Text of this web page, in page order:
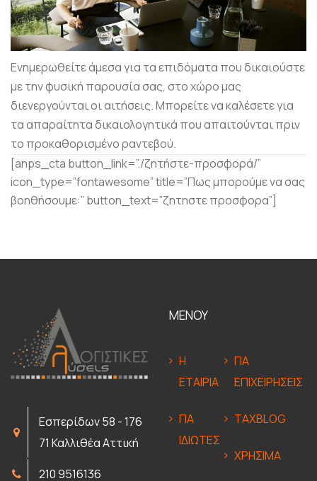
Ενημερωθείτε άμεσα για τα επιδόματα που δικαιούστε
με την φυσική παρουσία σας, στο χώρο μας
διενεργούνται οι αιτήσεις. Μπορείτε να καλέσετε για
τα απαραίτητα δικαιολογητικά που απαιτούνται πριν
το προκαθορισμένο ραντεβού.
[anps_cta button_link=”./ζητήστε-προσφορά/”
icon_type=”fontawesome” title=”Πως μπορούμε να σας
βοηθήσουμε:” button_text=”ζητηστε προσφορα”]
Εσπερίδων 58 - 176
71 Καλλιθέα Αττική
210 9516136
ΜΕΝΟΥ
Η
ΕΤΑΙΡΙΑ
ΓΙΑ
ΕΠΙΧΕΙΡΗΣΕΙΣ
ΓΙΑ
ΙΔΙΩΤΕΣ
TAXBLOG
ΧΡΗΣΙΜΑ